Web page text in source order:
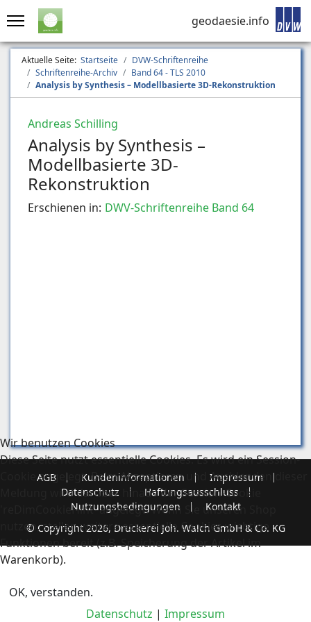
geodaesie.info
Aktuelle Seite: Startseite
DVW-Schriftenreihe
Schriftenreihe-Archiv
Band 64 - TLS 2010
Analysis by Synthesis – Modellbasierte 3D-Rekonstruktion
Andreas Schilling
Analysis by Synthesis –
Modellbasierte 3D-
Rekonstruktion
Erschienen in: DWV-Schriftenreihe Band 64
AGB Kundeninformationen
Impressum
Datenschutz
Haftungsausschluss
Nutzungsbedingungen
Kontakt
© Copyright 2026, Druckerei Joh. Walch GmbH & Co. KG
Wir benutzen Cookies
Diese Seite nutzt essentielle Cookies. Es wird ein Session-
Cookie angelegt. Beim Akzeptieren und Ausblenden dieser
Meldung wird darüber hinaus der Session-Cookie
'reDimCookieHint' angelegt. Wenn Sie unseren Shop
nutzen, stellen weitere essentielle Cookies wichtige
Funktionen bereit (z.B. Speicherung der Artikel im
Warenkorb).
OK, verstanden.
Datenschutz | Impressum